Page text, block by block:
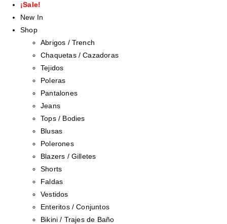
¡Sale!
New In
Shop
Abrigos / Trench
Chaquetas / Cazadoras
Tejidos
Poleras
Pantalones
Jeans
Tops / Bodies
Blusas
Polerones
Blazers / Gilletes
Shorts
Faldas
Vestidos
Enteritos / Conjuntos
Bikini / Trajes de Baño